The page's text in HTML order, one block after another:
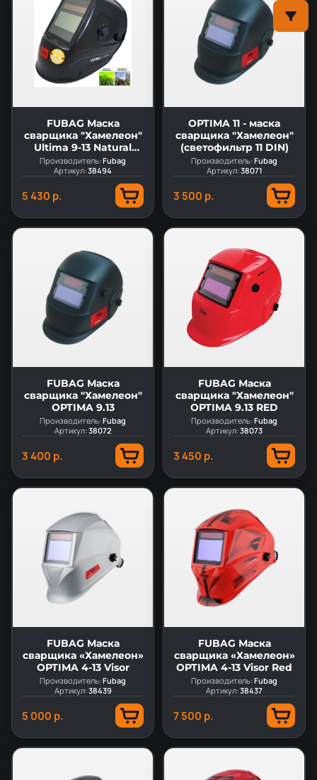
FUBAG Маска
сварщика "Хамелеон"
Ultima 9-13 Natural
Color
Производитель:Fubag
Артикул:38494
5 430 р.
OPTIMA 11 - маска
сварщика "Хамелеон"
(светофильтр 11 DIN)
Производитель:Fubag
Артикул:38071
3 500 р.
FUBAG Маска
сварщика "Хамелеон"
OPTIMA 9.13
Производитель:Fubag
Артикул:38072
3 400 р.
FUBAG Маска
сварщика "Хамелеон"
OPTIMA 9.13 RED
Производитель:Fubag
Артикул:38073
3 450 р.
FUBAG Маска
сварщика «Хамелеон»
OPTIMA 4-13 Visor
Производитель:Fubag
Артикул:38439
5 000 р.
FUBAG Маска
сварщика «Хамелеон»
OPTIMA 4-13 Visor Red
Производитель:Fubag
Артикул:38437
7 500 р.